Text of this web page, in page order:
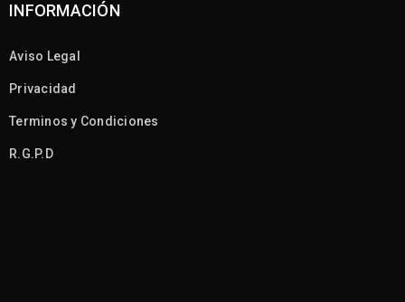
INFORMACIÓN
Aviso Legal
Privacidad
Terminos y Condiciones
R.G.P.D